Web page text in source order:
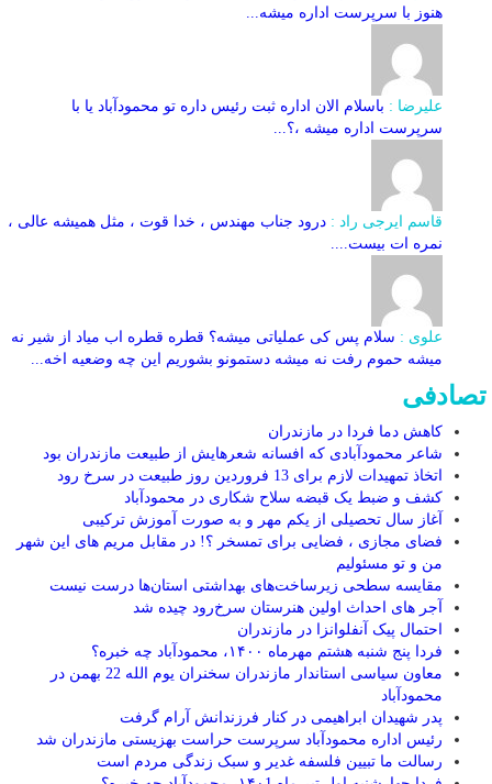
هنوز با سرپرست اداره‌ میشه...
علیرضا : باسلام الان اداره ثبت رئیس داره تو محمودآباد یا با
سرپرست اداره میشه ،؟...
قاسم ایرجی راد : درود جناب مهندس ، خدا قوت ، مثل همیشه عالی ،
نمره ات بیست....
علوی : سلام پس کی عملیاتی میشه؟ قطره قطره اب میاد از شیر نه
میشه حموم رفت نه میشه دستمونو بشوریم این چه وضعیه اخه...
تصادفی
کاهش دما فردا در مازندران
شاعر محمودآبادی که افسانه شعرهایش از طبیعت مازندران بود
اتخاذ تمهیدات لازم برای 13 فروردین روز طبیعت در سرخ رود
کشف و ضبط یک قبضه سلاح شکاری در محمودآباد
آغاز سال تحصیلی از یکم مهر و به صورت آموزش ترکیبی
فضای مجازی ، فضایی برای تمسخر ؟! در مقابل مریم های این شهر
من و تو مسئولیم
مقایسه سطحی زیرساخت‌های بهداشتی استان‌ها درست نیست
آجر های احداث اولین هنرستان سرخ‌رود چیده شد
احتمال پیک آنفلوانزا در مازندران
فردا پنج شنبه هشتم مهرماه ۱۴۰۰، محمودآباد چه خبره؟
معاون سیاسی استاندار مازندران سخنران یوم الله 22 بهمن در
محمودآباد
پدر شهیدان ابراهیمی در کنار فرزندانش آرام گرفت
رئیس اداره محمودآباد سرپرست حراست بهزیستی مازندران شد
رسالت ما تبیین فلسفه غدیر و سبک زندگی مردم است